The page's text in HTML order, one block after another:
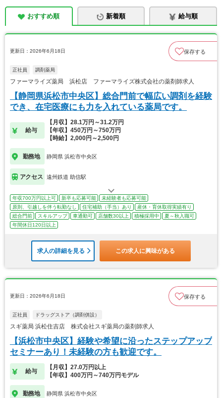
おすすめ順 新着順 給与順
更新日：2026年6月18日 保存する
正社員 調剤薬局
ファーマライズ薬局 浜松店 ファーマライズ株式会社の薬剤師求人
【静岡県浜松市中央区】総合門前で幅広い調剤を経験
でき、在宅医療にも力を入れている薬局です。
給与
【月収】28.1万円～31.2万円
【年収】450万円～750万円
【時給】2,000円～2,500円
勤務地 静岡県 浜松市中央区
アクセス 遠州鉄道 助信駅
年収700万円以上可 新卒も応募可能
未経験者も応募可能
原則、引越しを伴う転勤なし
住宅補助（手当）あり
産休・育休取得実績有り
総合門前
スキルアップ 車通勤可 店舗数30以上 積極採用中
夏～秋入職可
年間休日120日以上
求人の詳細を見る この求人に興味がある
更新日：2026年6月18日 保存する
正社員 ドラッグストア（調剤併設）
スギ薬局 浜松住吉店 株式会社スギ薬局の薬剤師求人
【浜松市中央区】経験や希望に沿ったステップアップ
セミナーあり！未経験の方も歓迎です。
給与
【月収】27.0万円以上
【年収】400万円～740万円モデル
勤務地 静岡県 浜松市中央区